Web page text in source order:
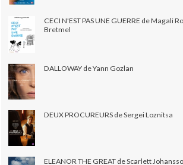
CECI N'EST PAS UNE GUERRE de Magali
Bretmel
DALLOWAY de Yann Gozlan
DEUX PROCUREURS de Sergei Loznitsa
ELEANOR THE GREAT de Scarlett